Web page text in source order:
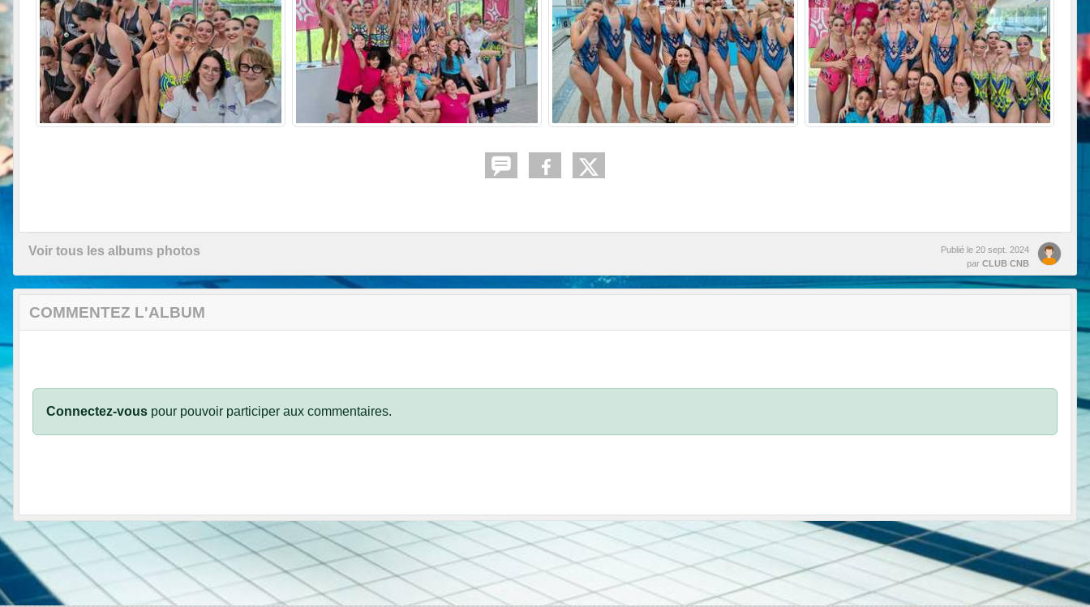
Voir tous les albums photos Publié le 20 sept. 2024
par CLUB CNB
COMMENTEZ L'ALBUM
Connectez-vous pour pouvoir participer aux commentaires.